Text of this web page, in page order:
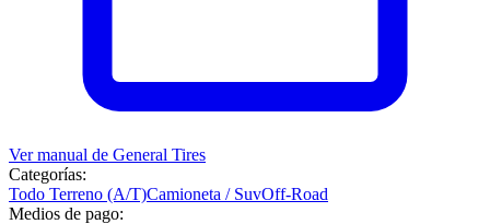
Ver manual de General Tires
Categorías:
Todo Terreno (A/T)Camioneta / SuvOff-Road
Medios de pago: